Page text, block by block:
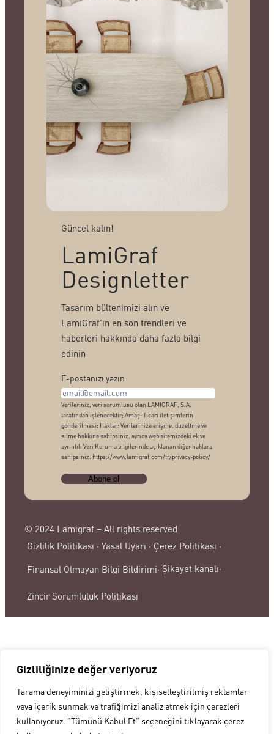
Gizliliğinize değer veriyoruz
Tarama deneyiminizi geliştirmek, kişiselleştirilmiş reklamlar
veya içerik sunmak ve trafiğimizi analiz etmek için çerezleri
kullanıyoruz. "Tümünü Kabul Et" seçeneğini tıklayarak çerez
Güncel kalın!
LamiGraf
Designletter
Tasarım bültenimizi alın ve
LamiGraf’ın en son trendleri ve
haberleri hakkında daha fazla bilgi
edinin
E-postanızı yazın
Verileriniz, veri sorumlusu olan LAMIGRAF, S.A.
tarafından işlenecektir; Amaç: Ticari iletişimlerin
gönderilmesi; Haklar: Verilerinize erişme, düzeltme ve
silme hakkına sahipsiniz, ayrıca web sitemizdeki ek ve
ayrıntılı Veri Koruma bilgilerinde açıklanan diğer haklara
sahipsiniz: https://www.lamigraf.com/tr/privacy-policy/
© 2024 Lamigraf – All rights reserved
Gizlilik Politikası · Yasal Uyarı · Çerez Politikası ·
Finansal Olmayan Bilgi Bildirimi· Şikayet kanalı·
Zincir Sorumluluk Politikası